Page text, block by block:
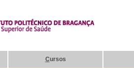
Cursos